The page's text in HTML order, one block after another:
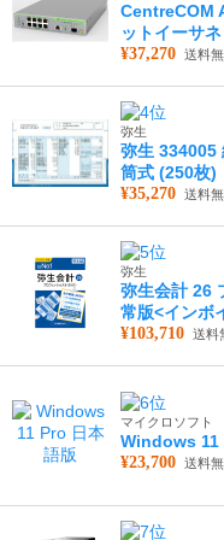
CentreCOM
ットイーサ
¥37,270 送料
弥生
弥生 334005
筒式 (250枚)
¥35,270 送料
弥生
弥生会計 26
常版<インボ
¥103,710 送料
マイクロソフト
Windows 11
¥23,700 送料